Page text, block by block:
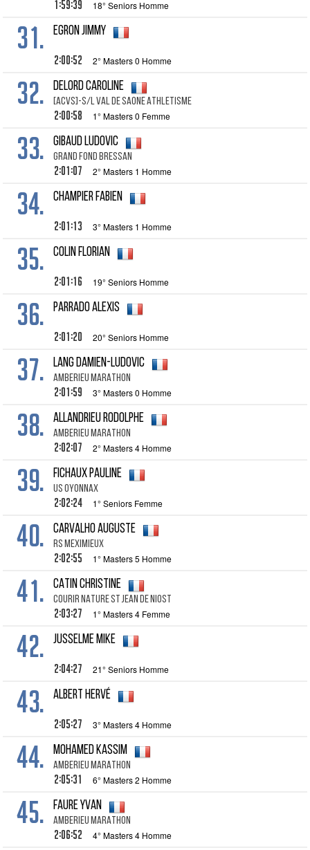
1:59:39 18° Seniors Homme
31. EGRON Jimmy
2:00:52 2° Masters 0 Homme
32. DELORD Caroline
[ACVS]-S/L VAL DE SAONE ATHLETISME
2:00:58 1° Masters 0 Femme
33. GIBAUD Ludovic
GRAND FOND BRESSAN
2:01:07 2° Masters 1 Homme
34. CHAMPIER Fabien
2:01:13 3° Masters 1 Homme
35. COLIN Florian
2:01:16 19° Seniors Homme
36. PARRADO Alexis
2:01:20 20° Seniors Homme
37. LANG Damien-Ludovic
AMBERIEU MARATHON
2:01:59 3° Masters 0 Homme
38. ALLANDRIEU Rodolphe
AMBERIEU MARATHON
2:02:07 2° Masters 4 Homme
39. FICHAUX Pauline
US OYONNAX
2:02:24 1° Seniors Femme
40. CARVALHO Auguste
RS MEXIMIEUX
2:02:55 1° Masters 5 Homme
41. CATIN Christine
COURIR NATURE ST JEAN DE NIOST
2:03:27 1° Masters 4 Femme
42. JUSSELME Mike
2:04:27 21° Seniors Homme
43. ALBERT Hervé
2:05:27 3° Masters 4 Homme
44. MOHAMED Kassim
AMBERIEU MARATHON
2:05:31 6° Masters 2 Homme
45. FAURE Yvan
AMBERIEU MARATHON
2:06:52 4° Masters 4 Homme